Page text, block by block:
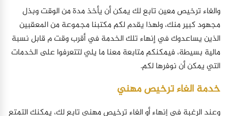
والغاء ترخيص معين تابع لك يمكن أن يأخذ مدة من الوقت وبذل
مجهود كبير منك، ولهذا يقدم لكم مكتبنا مجموعة من المعقبين
الذين يساعدوك في إنهاء تلك الخدمة في أقرب وقت م قابل نسبة
مالية بسيطة، فيمكنكم متابعة معنا ما يلي لتتعرفوا على الخدمات
التي يمكن أن نوفرها لكم.
خدمة الغاء ترخيص مهني
وعند الرغبة في إنهاء أو الغاء ترخيص مهني تابع لك، يمكنك التمتع